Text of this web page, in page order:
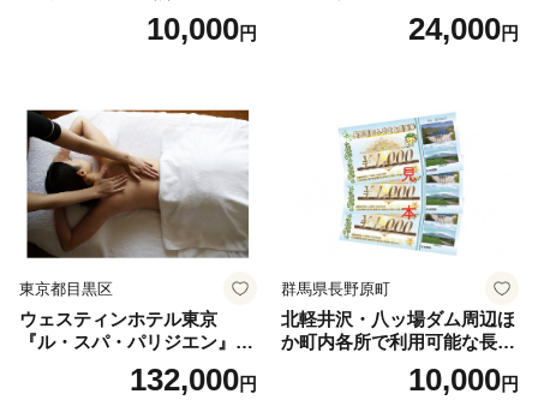
10,000円
ランチブッフェ お食事券 大
人1名様分 関東 東京 ご利用
24,000円
東京都目黒区
ウェスティンホテル東京
『ル・スパ・パリジエン』選
べるボディセラピー90分/1名
132,000円
群馬県長野原町
北軽井沢・八ッ場ダム周辺ほ
か町内各所で利用可能な長野
原町ふるさと感謝券（3,000
円分）【トラベル 観光 旅行
10,000円